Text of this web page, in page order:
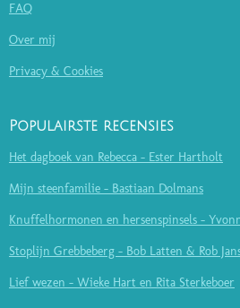
FAQ
Over mij
Privacy & Cookies
Populairste recensies
Het dagboek van Rebecca - Ester Hartholt
Mijn steenfamilie - Bastiaan Dolmans
Knuffelhormonen en hersenspinsels -
Stoplijn Grebbeberg - Bob Latten & Rob
Lief wezen - Wieke Hart en Rita Sterkeboer